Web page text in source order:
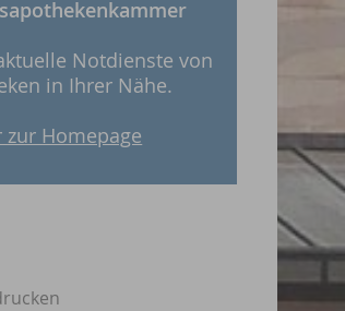
Notdienste von
in Ihrer Nähe.
zur Homepage